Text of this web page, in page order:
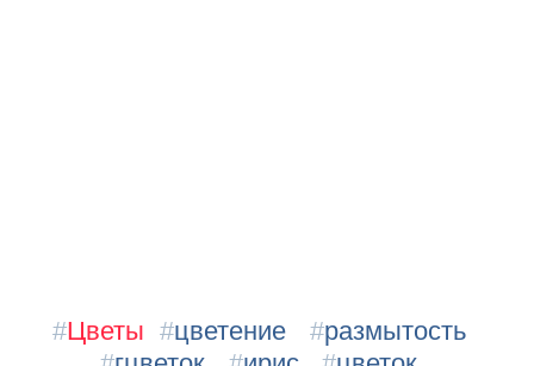
#Цветы #цветение #размытость